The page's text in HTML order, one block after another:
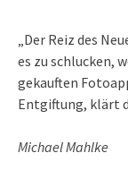
„Der Reiz des
es zu schlucken,
gekauften
Entgiftung, klärt
Michael Mahlke